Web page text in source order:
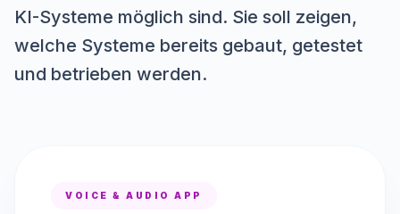
KI-Systeme möglich sind. Sie soll zeigen,
welche Systeme bereits gebaut, getestet
und betrieben werden.
VOICE & AUDIO APP